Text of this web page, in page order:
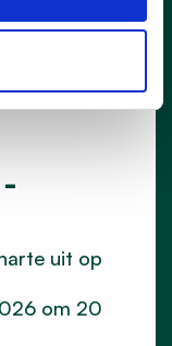
uit op
om 20